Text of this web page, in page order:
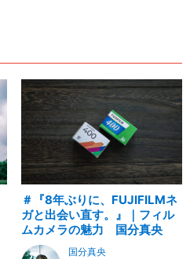
＃『8年ぶりに、FUJIFILMネ
ガと出会い直す。』｜フィル
ムカメラの魅力 国分真央
国分真央